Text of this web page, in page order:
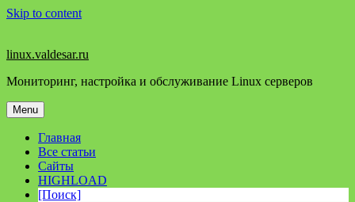
Skip to content
linux.valdesar.ru
Мониторинг, настройка и обслуживание Linux серверов
Menu
Главная
Все статьи
Сайты
HIGHLOAD
[Поиск]